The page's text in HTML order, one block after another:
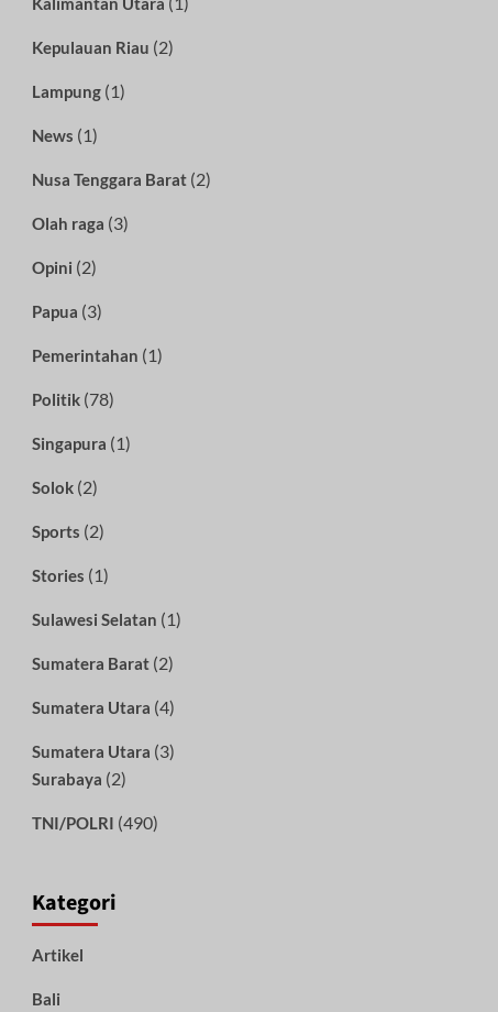
Kepulauan Riau (2)
Lampung(1)
News (1)
Nusa Tenggara Barat(2)
Olah raga (3)
Opini (2)
Papua (3)
Pemerintahan (1)
Politik(78)
Singapura (1)
Solok(2)
Sports (2)
Stories (1)
Sulawesi Selatan (1)
Sumatera Barat(2)
Sumatera Utara (4)
Sumatera Utara (3)
Surabaya (2)
TNI/POLRI (490)
Kategori
Artikel
Bali